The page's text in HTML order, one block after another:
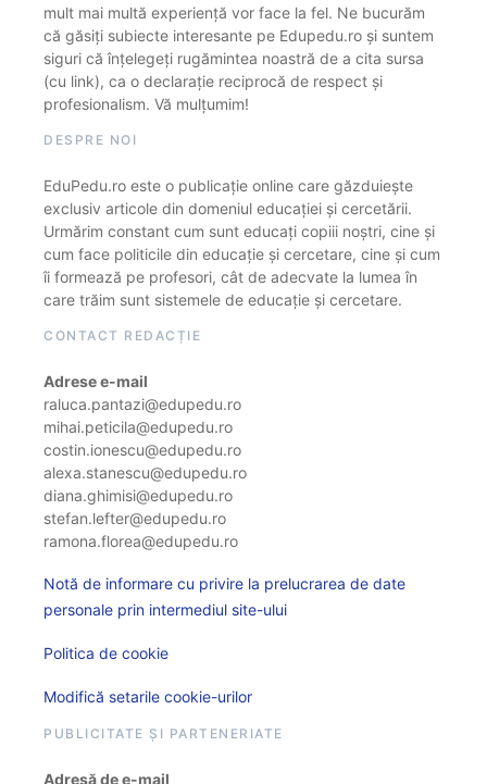
mult mai multă experiență vor face la fel. Ne bucurăm
că găsiți subiecte interesante pe Edupedu.ro și suntem
siguri că înțelegeți rugămintea noastră de a cita sursa
(cu link), ca o declarație reciprocă de respect și
profesionalism. Vă mulțumim!
DESPRE NOI
EduPedu.ro este o publicație online care găzduiește
exclusiv articole din domeniul educației și cercetării.
Urmărim constant cum sunt educați copiii noștri, cine și
cum face politicile din educație și cercetare, cine și cum
îi formează pe profesori, cât de adecvate la lumea în
care trăim sunt sistemele de educație și cercetare.
CONTACT REDACȚIE
Adrese e-mail
raluca.pantazi@edupedu.ro
mihai.peticila@edupedu.ro
costin.ionescu@edupedu.ro
alexa.stanescu@edupedu.ro
diana.ghimisi@edupedu.ro
stefan.lefter@edupedu.ro
ramona.florea@edupedu.ro
Notă de informare cu privire la prelucrarea de date
personale prin intermediul site-ului
Politica de cookie
Modifică setarile cookie-urilor
PUBLICITATE ȘI PARTENERIATE
Adresă de e-mail